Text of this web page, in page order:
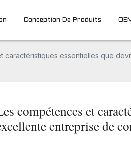
Conception De Produits
caractéristiques essentielles que
compétences et
entreprise de